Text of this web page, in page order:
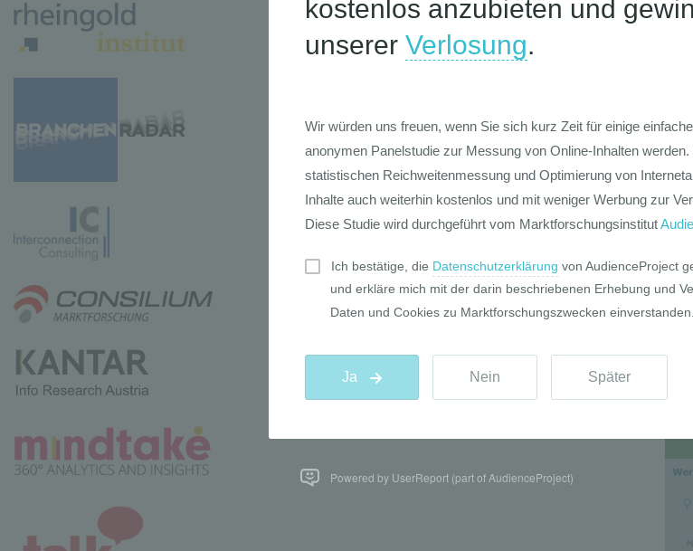
Powered by UserReport (part of AudienceProject)